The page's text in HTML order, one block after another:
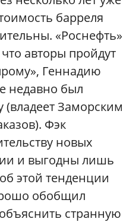
барреля
«Роснефть»
авторы пройдут
Геннадию
недавно был
(владеет Заморским
Фэк
новых
и выгодны лишь
этой тенденции
обобщил
странную